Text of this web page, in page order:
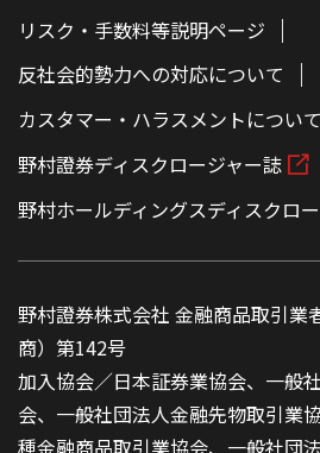
リスク・手数料等説明ページ
反社会的勢力への対応について
カスタマー・ハラスメントについて
野村證券ディスクロージャー誌
野村ホールディングスディスクロ
野村證券株式会社 金融商品取引業
商）第142号
加入協会／日本証券業協会、一般
会、一般社団法人金融先物取引業